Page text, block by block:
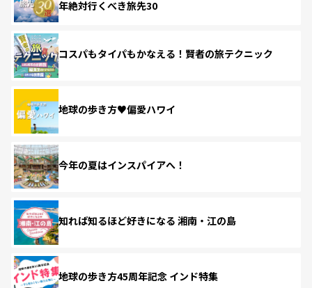
年絶対行くべき旅先30
コスパもタイパもかなえる！賢者の旅テクニック
地球の歩き方♥偏愛ハワイ
今年の夏はインスパイアへ！
知れば知るほど好きになる 湘南・江の島
地球の歩き方45周年記念 インド特集